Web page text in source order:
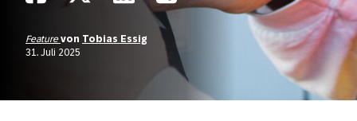
Featurevon Tobias Essig
31. Juli 2025